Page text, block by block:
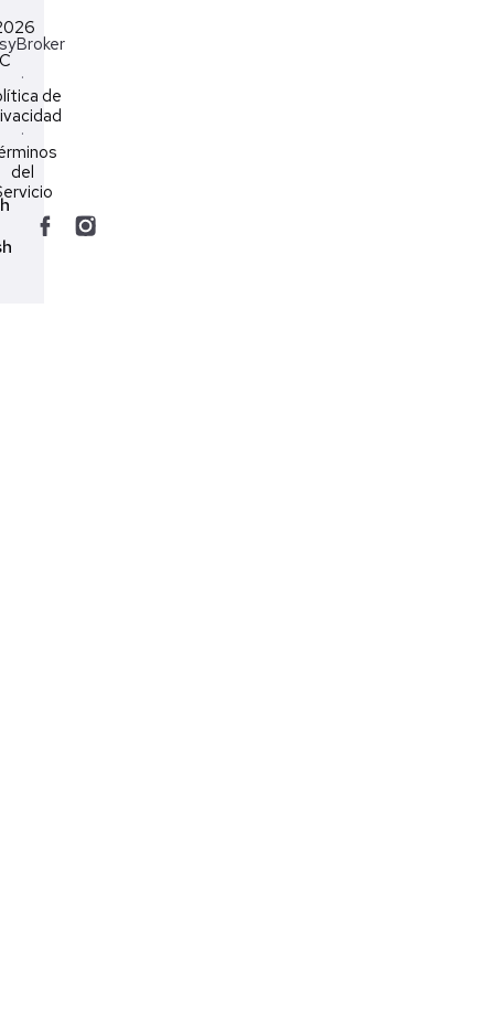
·
de
·
del